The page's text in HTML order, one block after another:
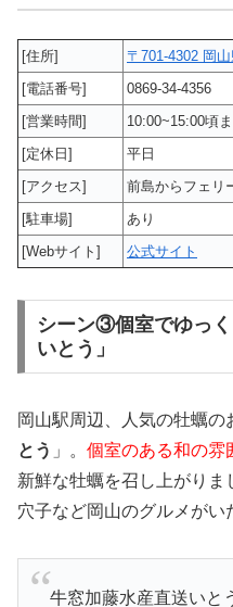
[住所]
〒701-4302 岡
[電話番号]
0869-34-4356
[営業時間]
10:00~15:00頃
[定休日]
平日
[アクセス]
前島からフェリ
[駐車場]
あり
[Webサイト]
公式サイト
シーン③個室でゆっ
いとう」
岡山駅周辺、人気の牡蠣の
とう 」。 個室のある和の雰
新鮮な牡蠣を召し上がり
穴子など岡山のグルメがい
牛窓加藤水産直送いと